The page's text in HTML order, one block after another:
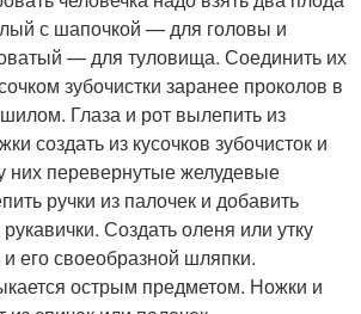
с шапочкой — для головы и
— для туловища. Соединить их
зубочистки заранее проколов в
Глаза и рот вылепить из
создать из кусочков зубочисток и
них перевернутые желудевые
ручки из палочек и добавить
Создать оленя или утку
и его своеобразной шляпки.
острым предметом. Ножки и